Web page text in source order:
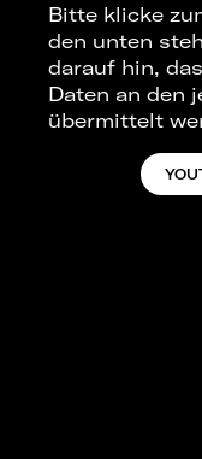
Bitte klicke
den unten
darauf hin,
Daten an den
übermittelt